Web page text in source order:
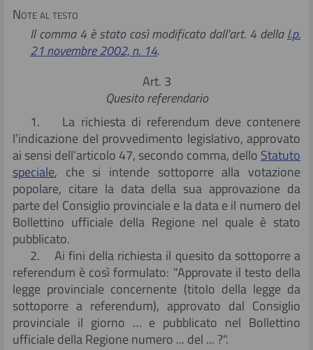
Note al testo
Il comma 4 è stato così modificato dall'art. 4 dellal.p.
21 novembre 2002, n. 14.
Art. 3
Quesito referendario
1. La richiesta di referendum deve contenere
l’indicazione del provvedimento legislativo, approvato
ai sensi dell’articolo 47, secondo comma, dello Statuto
speciale, che si intende sottoporre alla votazione
popolare, citare la data della sua approvazione da
parte del Consiglio provinciale e la data e il numero del
Bollettino ufficiale della Regione nel quale è stato
pubblicato.
2. Ai fini della richiesta il quesito da sottoporre a
referendum è così formulato: "Approvate il testo della
legge provinciale concernente (titolo della legge da
sottoporre a referendum), approvato dal Consiglio
provinciale il giorno … e pubblicato nel Bollettino
ufficiale della Regione numero ... del ... ?".